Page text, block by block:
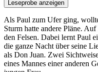
Leseprobe anzeigen
Als Paul zum Ufer ging,
Sturm hatte andere Pläne.
den Felsen. Dabei lernt Paul
die ganze Nacht über seine
als Don Juan. Zwei
eines Mannes einer anderen